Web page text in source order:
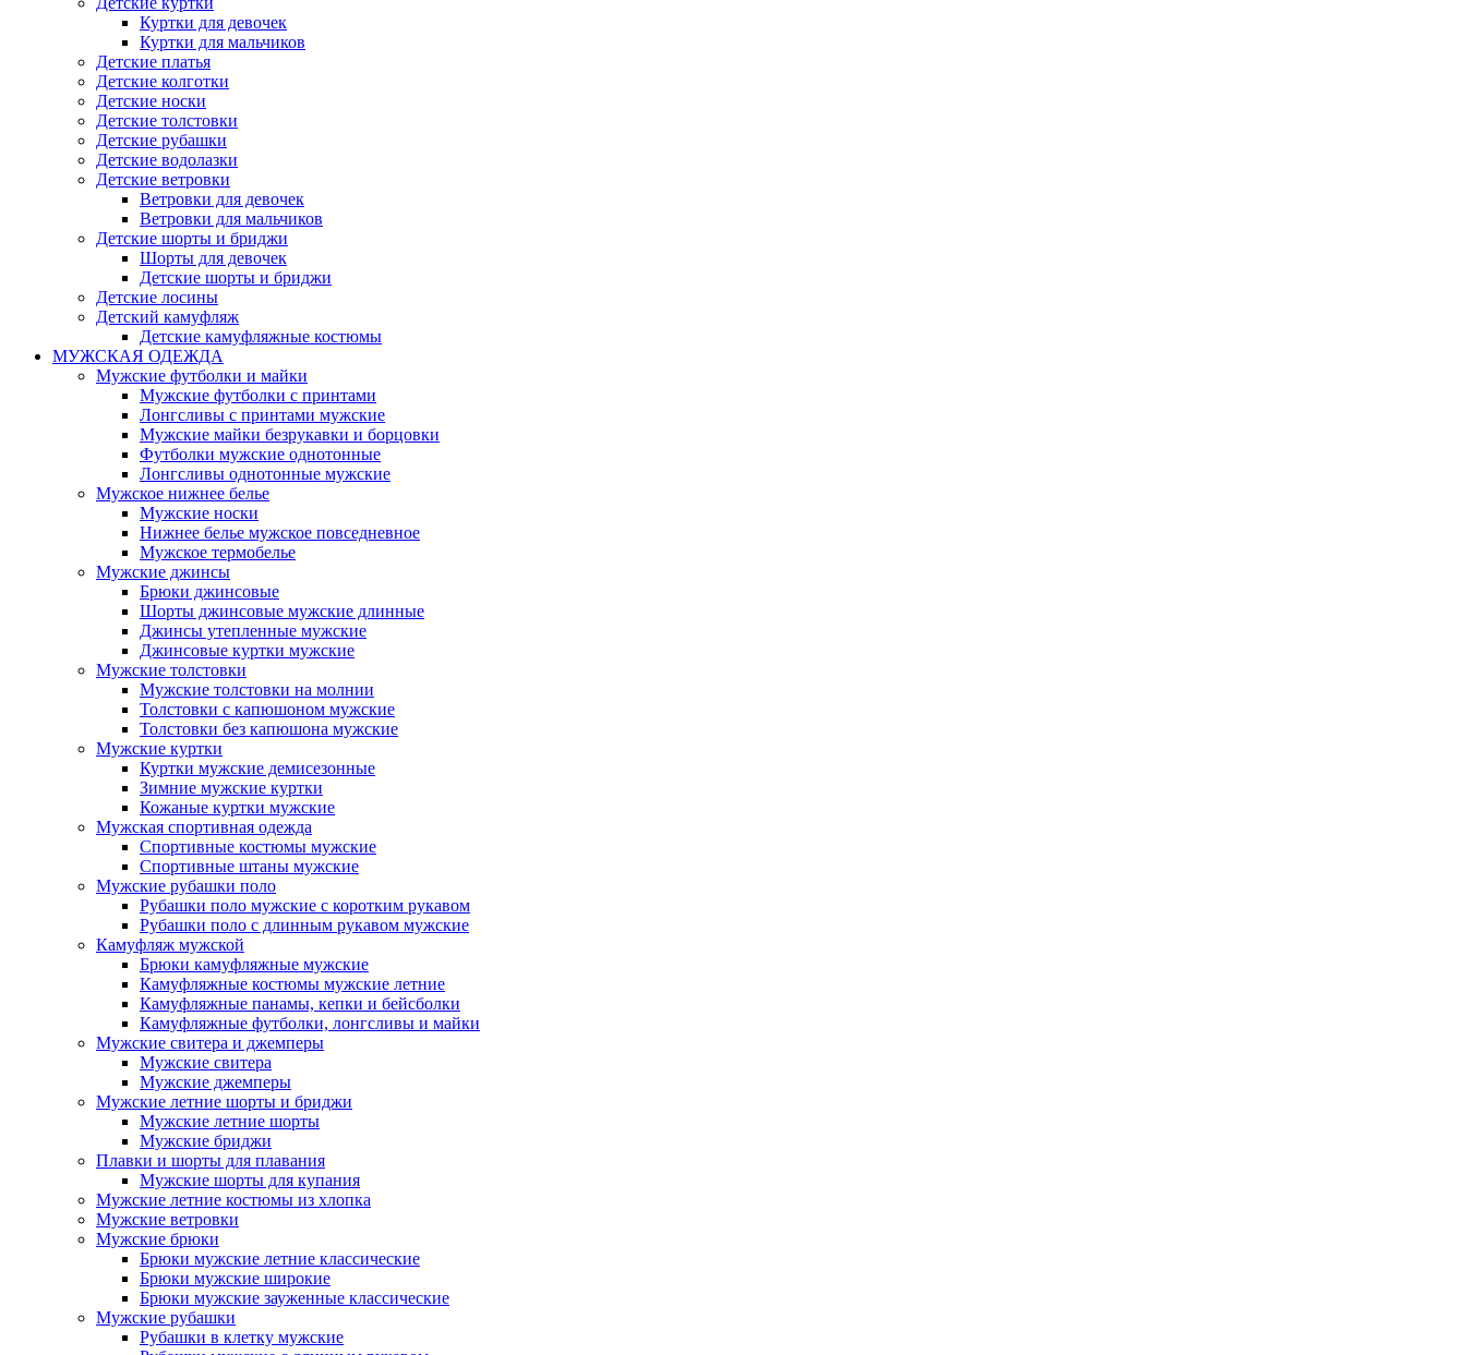
Куртки для девочек
Куртки для мальчиков
Детские платья
Детские колготки
Детские носки
Детские толстовки
Детские рубашки
Детские водолазки
Детские ветровки
Ветровки для девочек
Ветровки для мальчиков
Детские шорты и бриджи
Шорты для девочек
Детские шорты и бриджи
Детские лосины
Детский камуфляж
Детские камуфляжные костюмы
МУЖСКАЯ ОДЕЖДА
Мужские футболки и майки
Мужские футболки с принтами
Лонгсливы с принтами мужские
Мужские майки безрукавки и борцовки
Футболки мужские однотонные
Лонгсливы однотонные мужские
Мужское нижнее белье
Мужские носки
Нижнее белье мужское повседневное
Мужское термобелье
Мужские джинсы
Брюки джинсовые
Шорты джинсовые мужские длинные
Джинсы утепленные мужские
Джинсовые куртки мужские
Мужские толстовки
Мужские толстовки на молнии
Толстовки с капюшоном мужские
Толстовки без капюшона мужские
Мужские куртки
Куртки мужские демисезонные
Зимние мужские куртки
Кожаные куртки мужские
Мужская спортивная одежда
Спортивные костюмы мужские
Спортивные штаны мужские
Мужские рубашки поло
Рубашки поло мужские с коротким рукавом
Рубашки поло с длинным рукавом мужские
Камуфляж мужской
Брюки камуфляжные мужские
Камуфляжные костюмы мужские летние
Камуфляжные панамы, кепки и бейсболки
Камуфляжные футболки, лонгсливы и майки
Мужские свитера и джемперы
Мужские свитера
Мужские джемперы
Мужские летние шорты и бриджи
Мужские летние шорты
Мужские бриджи
Плавки и шорты для плавания
Мужские шорты для купания
Мужские летние костюмы из хлопка
Мужские ветровки
Мужские брюки
Брюки мужские летние классические
Брюки мужские широкие
Брюки мужские зауженные классические
Мужские рубашки
Рубашки в клетку мужские